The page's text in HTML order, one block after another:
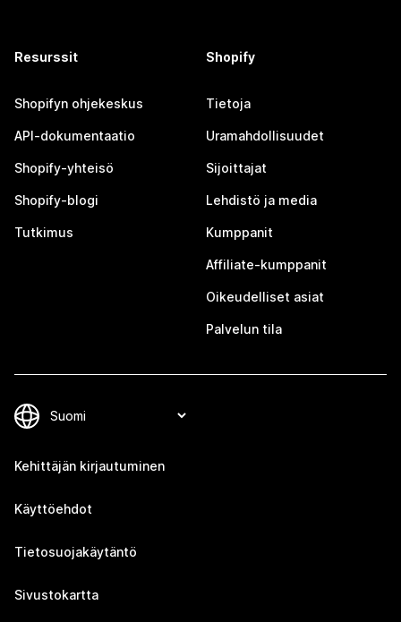
Resurssit
Shopifyn ohjekeskus
API-dokumentaatio
Shopify-yhteisö
Shopify-blogi
Tutkimus
Shopify
Tietoja
Uramahdollisuudet
Sijoittajat
Lehdistö ja media
Kumppanit
Affiliate-kumppanit
Oikeudelliset asiat
Palvelun tila
Kehittäjän kirjautuminen
Käyttöehdot
Tietosuojakäytäntö
Sivustokartta